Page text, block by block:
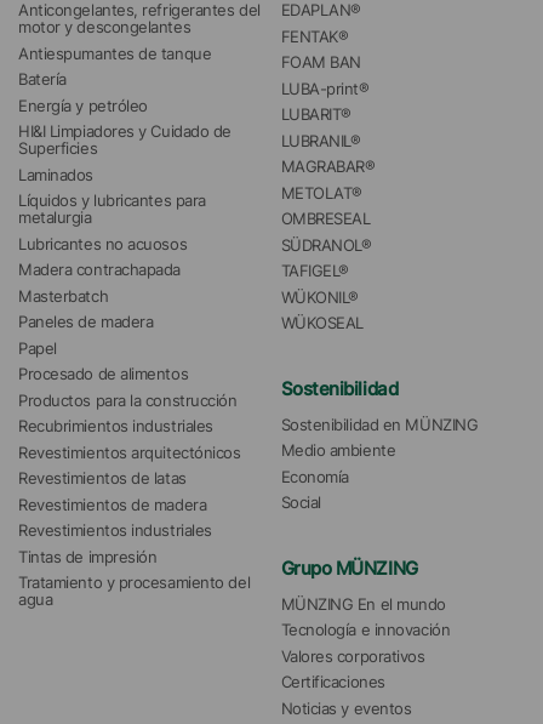
Anticongelantes, refrigerantes del
motor y descongelantes
Antiespumantes de tanque
Batería
Energía y petróleo
HI&I Limpiadores y Cuidado de
Superficies
Laminados
Líquidos y lubricantes para
metalurgia
Lubricantes no acuosos
Madera contrachapada
Masterbatch
Paneles de madera
Papel
Procesado de alimentos
Productos para la construcción
Recubrimientos industriales
Revestimientos arquitectónicos
Revestimientos de latas
Revestimientos de madera
Revestimientos industriales
Tintas de impresión
Tratamiento y procesamiento del
agua
EDAPLAN®
FENTAK®
FOAM BAN
LUBA-print®
LUBARIT®
LUBRANIL®
MAGRABAR®
METOLAT®
OMBRESEAL
SÜDRANOL®
TAFIGEL®
WÜKONIL®
WÜKOSEAL
Sostenibilidad
Sostenibilidad en MÜNZING
Medio ambiente
Economía
Social
Grupo MÜNZING
MÜNZING En el mundo
Tecnología e innovación
Valores corporativos
Certificaciones
Noticias y eventos